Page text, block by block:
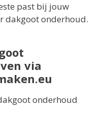
past bij jouw
dakgoot onderhoud.
via